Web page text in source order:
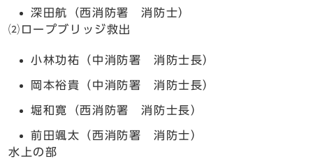
深田航（西消防署 消防士）
⑵ロープブリッジ救出
小林功祐（中消防署 消防士長）
岡本裕貴（中消防署 消防士長）
堀和寛（西消防署 消防士長）
前田颯太（西消防署 消防士）
水上の部